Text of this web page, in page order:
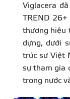
Viglacera
TREND
thương hiệu
dựng, dưới
trúc sư Việt
sự tham gia
trong nước